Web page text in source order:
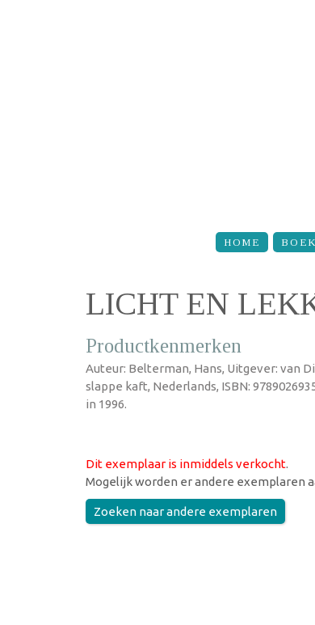
HOME
LICHT EN
Productkenmerken
Auteur: Belterman, Hans, Uitgever: van
slappe kaft, Nederlands, ISBN:
in 1996.
Dit exemplaar is inmiddels verkocht.
Mogelijk worden er andere exemplaren
Zoeken naar andere exemplaren